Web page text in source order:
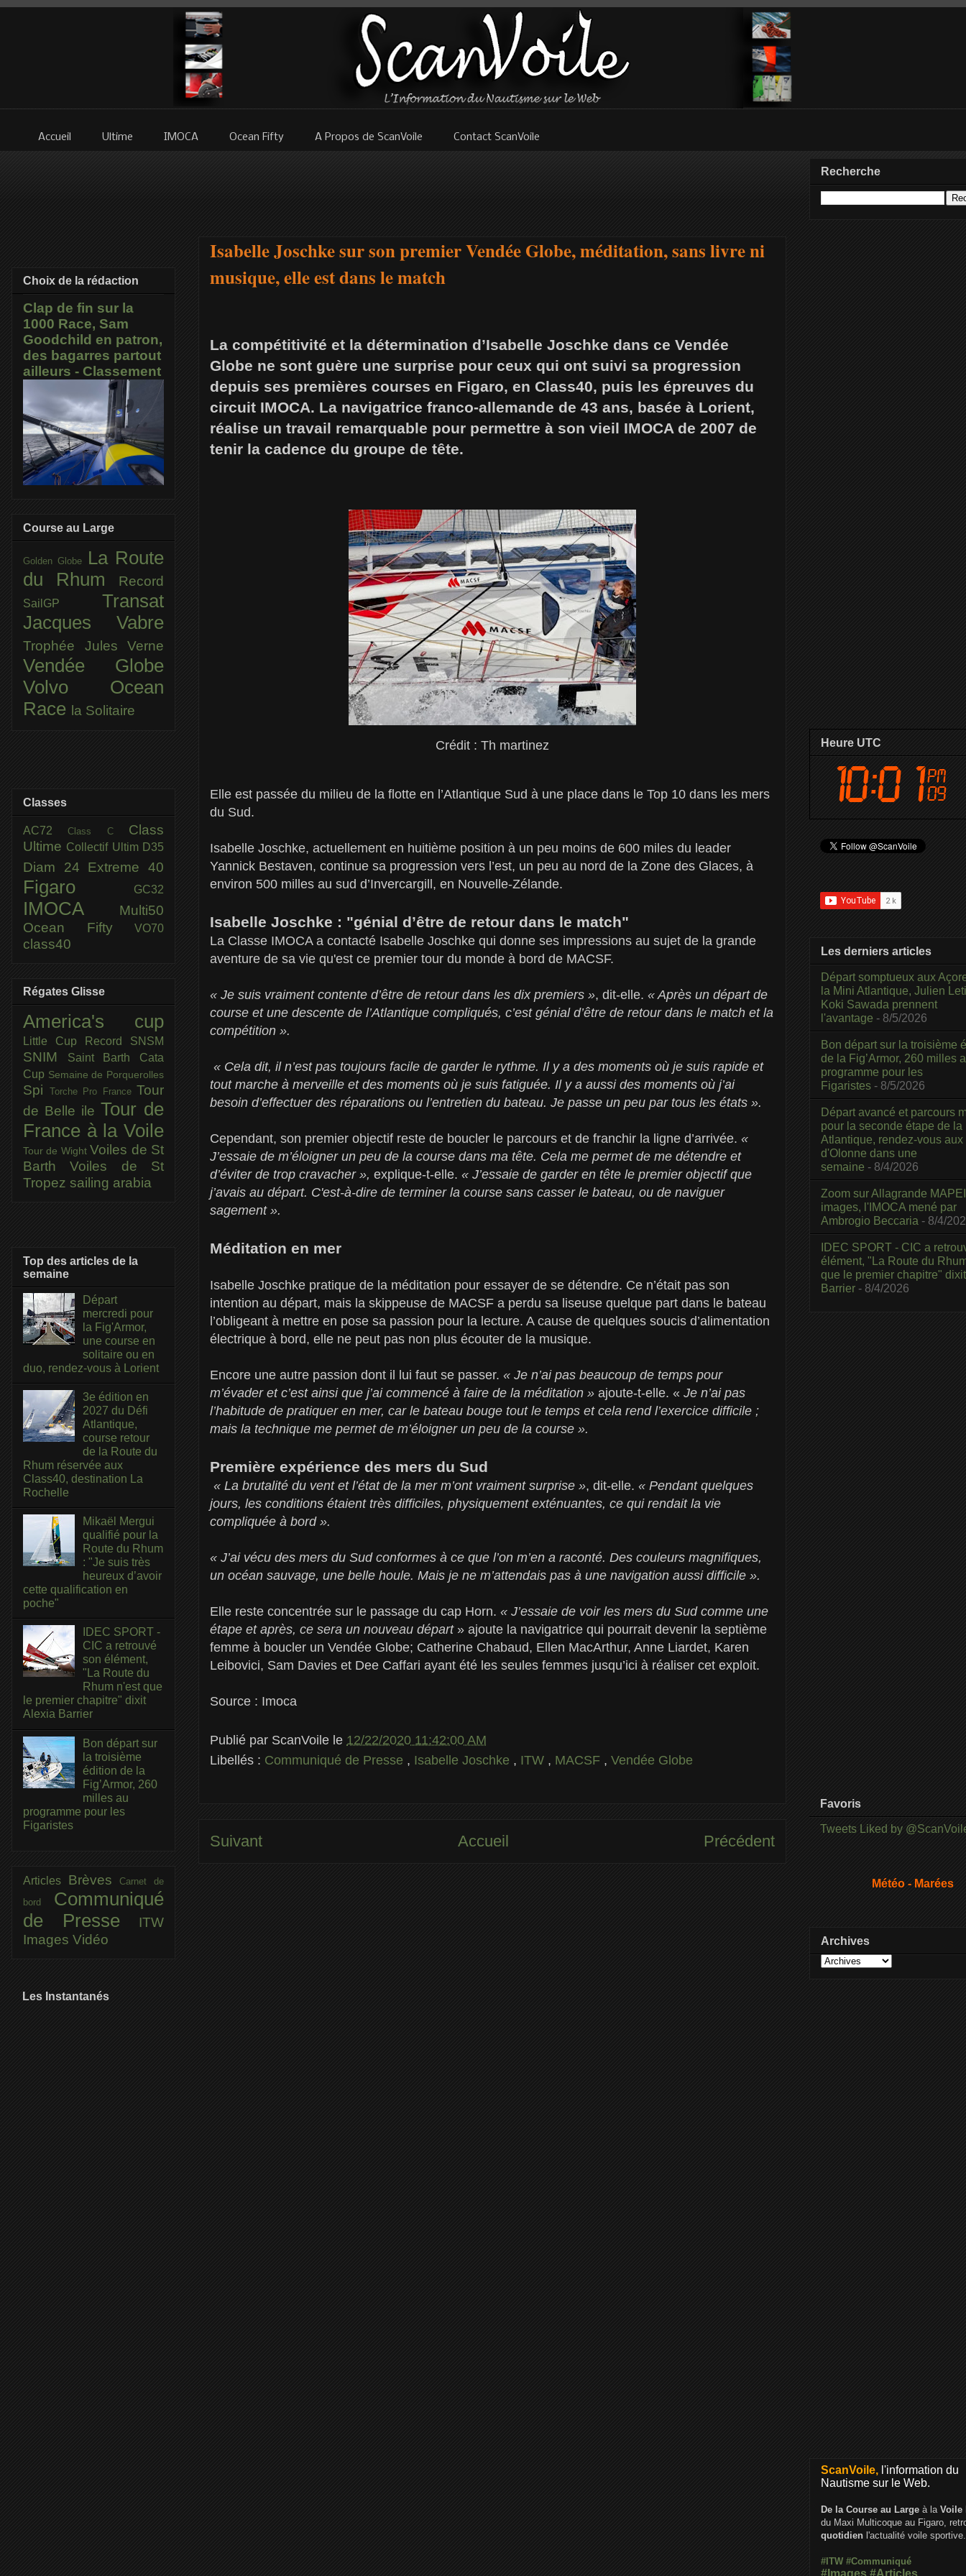
Accueil Ultime IMOCA Ocean Fifty A Propos de ScanVoile Contact ScanVoile
Isabelle Joschke sur son premier Vendée Globe, méditation, sans livre ni
musique, elle est dans le match
La compétitivité et la détermination d’Isabelle Joschke dans ce Vendée
Globe ne sont guère une surprise pour ceux qui ont suivi sa progression
depuis ses premières courses en Figaro, en Class40, puis les épreuves du
circuit IMOCA. La navigatrice franco-allemande de 43 ans, basée à Lorient,
réalise un travail remarquable pour permettre à son vieil IMOCA de 2007 de
tenir la cadence du groupe de tête.
Crédit : Th martinez
Elle est passée du milieu de la flotte en l’Atlantique Sud à une place dans le Top 10 dans les mers
du Sud.
Isabelle Joschke, actuellement en huitième position à un peu moins de 600 miles du leader
Yannick Bestaven, continue sa progression vers l’est, un peu au nord de la Zone des Glaces, à
environ 500 milles au sud d’Invercargill, en Nouvelle-Zélande.
Isabelle Joschke : "génial d’être de retour dans le match"
La Classe IMOCA a contacté Isabelle Joschke qui donne ses impressions au sujet de la grande
aventure de sa vie qu'est ce premier tour du monde à bord de MACSF.
« Je suis vraiment contente d’être de retour dans les dix premiers », dit-elle. « Après un départ de
course et une descente de l’Atlantique compliqués, c’est génial d’être de retour dans le match et la
compétition ».
« Cela dit, il n’est pas toujours facile de garder le rythme. Il y a des moments où je suis rapide et
tout marche à merveille et des moments où je suis fatiguée. Il y a aussi des moments où j’ai
besoin d’effectuer des réparations ou l’entretien du bateau. Je passe un peu par tous les états ».
Cependant, son premier objectif reste de boucler le parcours et de franchir la ligne d’arrivée. «
J’essaie de m’éloigner un peu de la course dans ma tête. Cela me permet de me détendre et
d’éviter de trop cravacher », explique-t-elle. « J’essaie de garder en tête le premier objectif que
j’avais au départ. C'est-à-dire de terminer la course sans casser le bateau, ou de naviguer
sagement ».
Méditation en mer
Isabelle Joschke pratique de la méditation pour essayer de se détendre. Ce n’était pas son
intention au départ, mais la skippeuse de MACSF a perdu sa liseuse quelque part dans le bateau
l’obligeant à mettre en pose sa passion pour la lecture. A cause de quelques soucis d’alimentation
électrique à bord, elle ne peut pas non plus écouter de la musique.
Encore une autre passion dont il lui faut se passer. « Je n’ai pas beaucoup de temps pour
m’évader et c’est ainsi que j’ai commencé à faire de la méditation » ajoute-t-elle. « Je n’ai pas
l’habitude de pratiquer en mer, car le bateau bouge tout le temps et cela rend l’exercice difficile ;
mais la technique me permet de m’éloigner un peu de la course ».
Première expérience des mers du Sud
« La brutalité du vent et l’état de la mer m’ont vraiment surprise », dit-elle. « Pendant quelques
jours, les conditions étaient très difficiles, physiquement exténuantes, ce qui rendait la vie
compliquée à bord ».
« J’ai vécu des mers du Sud conformes à ce que l’on m’en a raconté. Des couleurs magnifiques,
un océan sauvage, une belle houle. Mais je ne m’attendais pas à une navigation aussi difficile ».
Elle reste concentrée sur le passage du cap Horn. « J’essaie de voir les mers du Sud comme une
étape et après, ce sera un nouveau départ » ajoute la navigatrice qui pourrait devenir la septième
femme à boucler un Vendée Globe; Catherine Chabaud, Ellen MacArthur, Anne Liardet, Karen
Leibovici, Sam Davies et Dee Caffari ayant été les seules femmes jusqu’ici à réaliser cet exploit.
Source : Imoca
Publié par ScanVoile le 12/22/2020 11:42:00 AM
Libellés : Communiqué de Presse , Isabelle Joschke , ITW , MACSF , Vendée Globe
Suivant Précédent
Accueil
Choix de la rédaction
Clap de fin sur la
1000 Race, Sam
Goodchild en patron,
des bagarres partout
ailleurs - Classement
Course au Large
Golden Globe
La Route
du Rhum
Record
SailGP Transat
Jacques Vabre
Trophée Jules Verne
Vendée Globe
Volvo Ocean
Race la Solitaire
Classes
AC72Class C Class
Ultime Collectif Ultim D35
Diam 24 Extreme 40
Figaro GC32
IMOCA
Multi50
Ocean Fifty
VO70
class40
Régates Glisse
America's cup
Little Cup Record SNSM
SNIM
Saint Barth Cata
Cup Semaine de Porquerolles
Spi Torche Pro France Tour
de Belle ile Tour de
France à la Voile
Tour de Wight Voiles de St
BarthVoiles de St
Tropez sailing arabia
Top des articles de la
semaine
Départ
mercredi pour
la Fig'Armor,
une course en
solitaire ou en
duo, rendez-vous à Lorient
3e édition en
2027 du Défi
Atlantique,
course retour
de la Route du
Rhum réservée aux
Class40, destination La
Rochelle
Mikaël Mergui
qualifié pour la
Route du Rhum
: "Je suis très
heureux d’avoir
cette qualification en
poche"
IDEC SPORT -
CIC a retrouvé
son élément,
"La Route du
Rhum n'est que
le premier chapitre" dixit
Alexia Barrier
Bon départ sur
la troisième
édition de la
Fig’Armor, 260
milles au
programme pour les
Figaristes
Articles BrèvesCarnet de
bord Communiqué
de Presse
ITW
Images Vidéo
Les Instantanés
Recherche
Heure UTC
Les derniers articles
Départ somptueux aux
la Mini Atlantique, Julien
Koki Sawada prennent
l'avantage - 8/5/2026
Bon départ sur la troisième
de la Fig’Armor, 260 milles
programme pour les
Figaristes - 8/5/2026
Départ avancé et parcours
pour la seconde étape de la
Atlantique, rendez-vous
d'Olonne dans une
semaine - 8/4/2026
Zoom sur Allagrande
images, l'IMOCA mené par
Ambrogio Beccaria - 8/4/
IDEC SPORT - CIC a
élément, "La Route du
que le premier chapitre"
Barrier - 8/4/2026
Favoris
Tweets Liked by
Météo - Marées
Archives
ScanVoile, l'information du
Nautisme sur le Web.
De la Course au Large à la Voile
du Maxi Multicoque au Figaro,
quotidien l'actualité voile sportive.
#ITW #Communiqué
#Images #Articles